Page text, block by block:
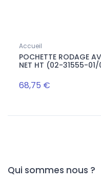
Accueil
POCHETTE RODAGE
NET HT (02-31555-
68,75 €
Qui sommes nous ?